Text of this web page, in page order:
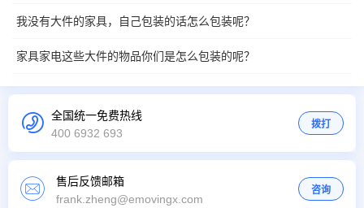
我没有大件的家具，自己包装的话怎么包装呢？
家具家电这些大件的物品你们是怎么包装的呢？
全国统一免费热线
400 6932 693
拨打
售后反馈邮箱
frank.zheng@emovingx.com
咨询